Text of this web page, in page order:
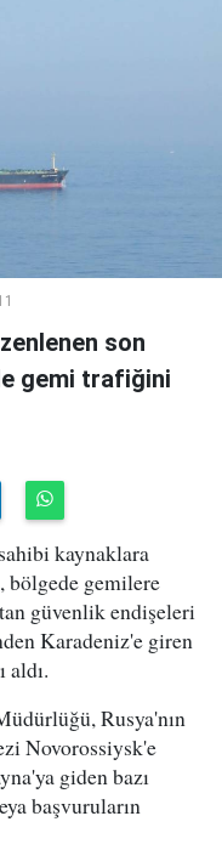
son
gemi trafiğini
kaynaklara
bölgede gemilere
güvenlik endişeleri
Karadeniz'e giren
aldı.
Rusya'nın
Novorossiysk'e
giden bazı
başvuruların